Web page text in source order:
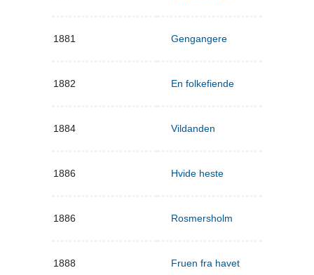
1881 Gengangere
1882 En folkefiende
1884 Vildanden
1886 Hvide heste
1886 Rosmersholm
1888 Fruen fra havet